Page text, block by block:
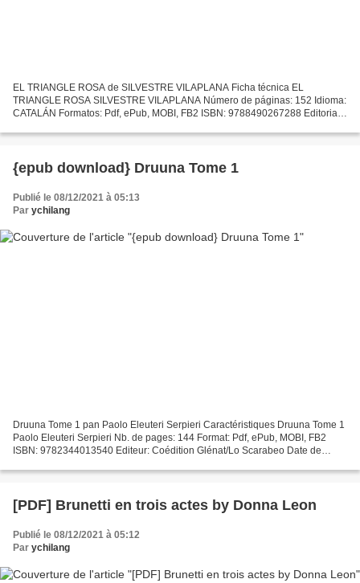
EL TRIANGLE ROSA de SILVESTRE VILAPLANA Ficha técnica EL
TRIANGLE ROSA SILVESTRE VILAPLANA Número de páginas: 152 Idioma:
CATALÁN Formatos: Pdf, ePub, MOBI, FB2 ISBN: 9788490267288 Editorial:
{epub download} Druuna Tome 1
Publié le 08/12/2021 à 05:13
Par ychilang
Druuna Tome 1 pan Paolo Eleuteri Serpieri Caractéristiques Druuna Tome 1
Paolo Eleuteri Serpieri Nb. de pages: 144 Format: Pdf, ePub, MOBI, FB2
ISBN: 9782344013540 Editeur: Coédition Glénat/Lo Scarabeo Date de
[PDF] Brunetti en trois actes by Donna Leon
Publié le 08/12/2021 à 05:12
Par ychilang